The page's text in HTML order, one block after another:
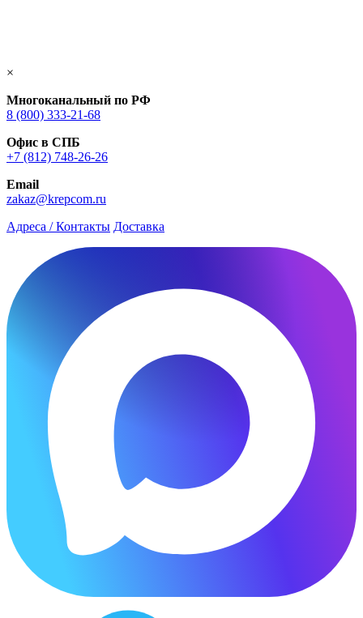
×
Многоканальный по РФ
8 (800) 333‑21-68
Офис в СПБ
+7 (812) 748‑26-26
Email
zakaz@krepcom.ru
Адреса / Контакты Доставка